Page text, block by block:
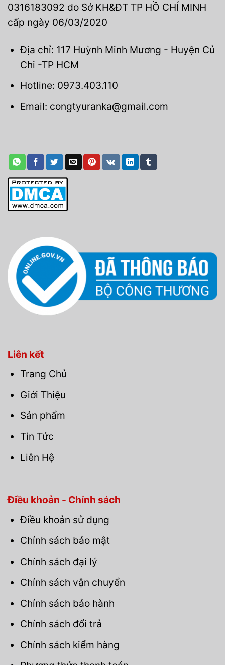
0316183092 do Sở KH&ĐT TP HỒ CHÍ MINH
cấp ngày 06/03/2020
Địa chỉ: 117 Huỳnh Minh Mương - Huyện Củ
Chi -TP HCM
Hotline: 0973.403.110
Email: congtyuranka@gmail.com
Liên kết
Trang Chủ
Giới Thiệu
Sản phẩm
Tin Tức
Liên Hệ
Điều khoản - Chính sách
Điều khoản sử dụng
Chính sách bảo mật
Chính sách đại lý
Chính sách vận chuyển
Chính sách bảo hành
Chính sách đổi trả
Chính sách kiểm hàng